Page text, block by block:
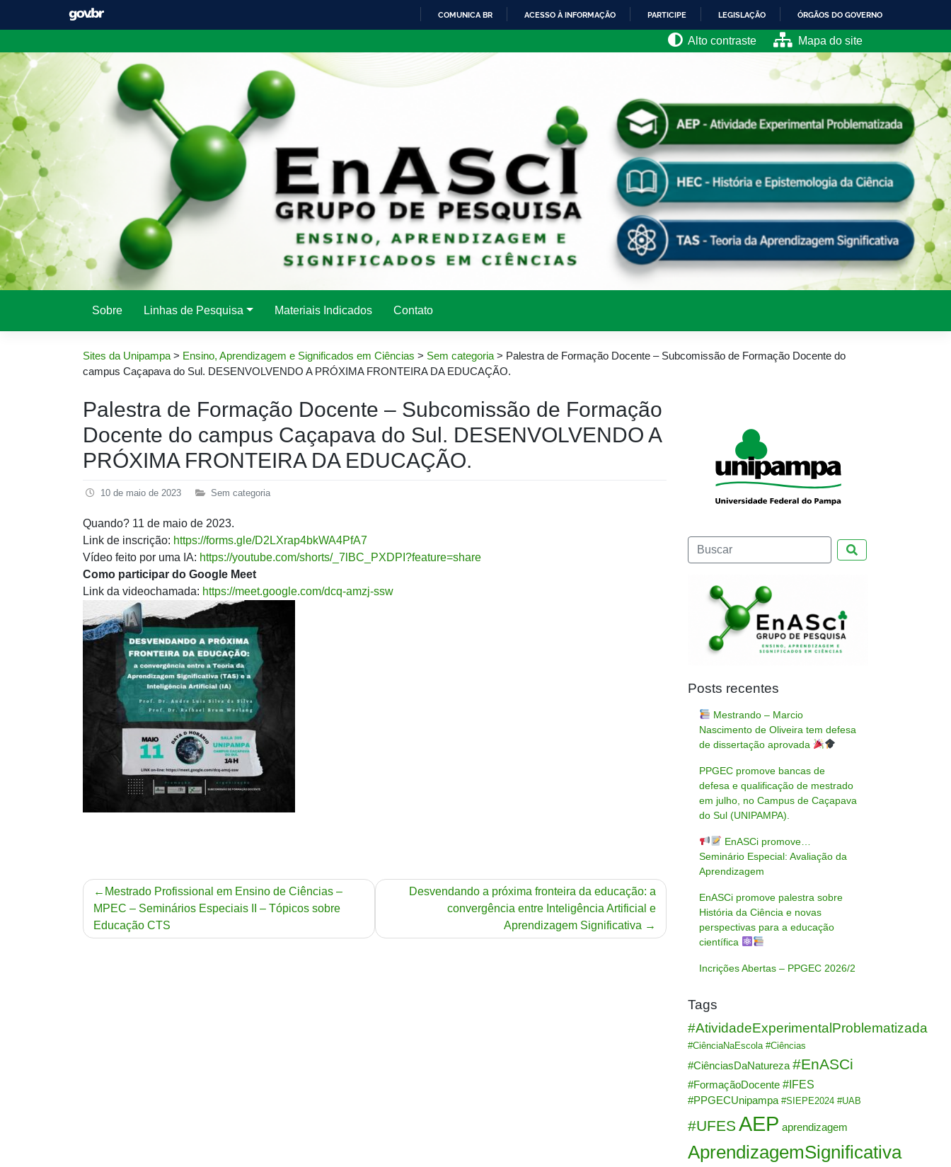
conteúdo
CONTEÚDO
COMUNICA BR ACESSO À INFORMAÇÃO PARTICIPE LEGISLAÇÃO ÓRGÃOS DO GOVERNO
Alto contraste Mapa do site
Sobre Linhas de Pesquisa Materiais Indicados Contato
Sites da Unipampa > Ensino, Aprendizagem e Significados em Ciências > Sem categoria > Palestra de Formação Docente – Subcomissão de Formação Docente do
campus Caçapava do Sul. DESENVOLVENDO A PRÓXIMA FRONTEIRA DA EDUCAÇÃO.
Palestra de Formação Docente – Subcomissão de Formação
Docente do campus Caçapava do Sul. DESENVOLVENDO A
PRÓXIMA FRONTEIRA DA EDUCAÇÃO.
10 de maio de 2023 Sem categoria
Quando? 11 de maio de 2023.
Link de inscrição: https://forms.gle/D2LXrap4bkWA4PfA7
Vídeo feito por uma IA: https://youtube.com/shorts/_7lBC_PXDPI?feature=share
Como participar do Google Meet
Link da videochamada: https://meet.google.com/dcq-amzj-ssw
Navegação
de
Post
Mestrado Profissional em Ensino de Ciências –
MPEC – Seminários Especiais II – Tópicos sobre
Educação CTS
Desvendando a próxima fronteira da educação: a
convergência entre Inteligência Artificial e
Aprendizagem Significativa
Posts recentes
Mestrando – Marcio
Nascimento de Oliveira tem defesa
de dissertação aprovada
PPGEC promove bancas de
defesa e qualificação de mestrado
em julho, no Campus de Caçapava
do Sul (UNIPAMPA).
EnASCi promove…
Seminário Especial: Avaliação da
Aprendizagem
EnASCi promove palestra sobre
História da Ciência e novas
perspectivas para a educação
científica
Incrições Abertas – PPGEC 2026/2
Tags
#AtividadeExperimentalProblematizada
#CiênciaNaEscola #Ciências
#CiênciasDaNatureza #EnASCi
#FormaçãoDocente #IFES
#PPGECUnipampa #SIEPE2024 #UAB
#UFES AEP aprendizagem
AprendizagemSignificativa